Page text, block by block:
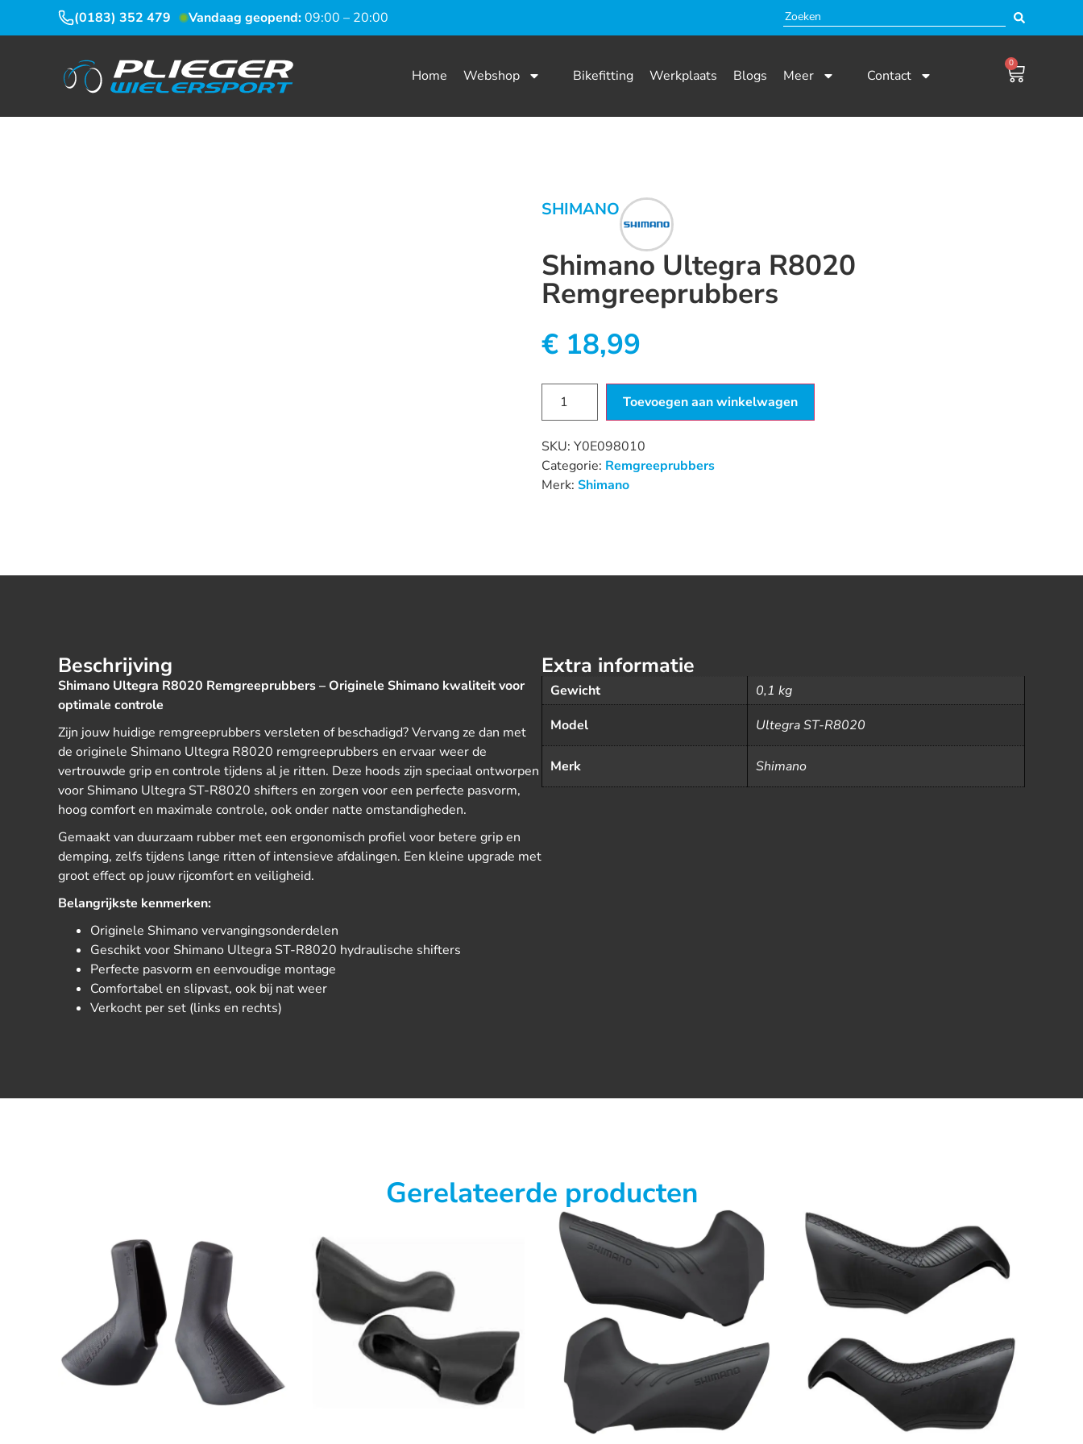
(0183) 352 479 Vandaag geopend:09:00 – 20:00
Home Webshop Bikefitting Werkplaats Blogs Meer Contact
0
SHIMANO
Shimano Ultegra R8020
Remgreeprubbers
€ 18,99
Toevoegen aan winkelwagen
SKU: Y0E098010
Categorie: Remgreeprubbers
Merk: Shimano
Beschrijving
Shimano Ultegra R8020 Remgreeprubbers – Originele Shimano kwaliteit voor
optimale controle
Zijn jouw huidige remgreeprubbers versleten of beschadigd? Vervang ze dan met
de originele Shimano Ultegra R8020 remgreeprubbers en ervaar weer de
vertrouwde grip en controle tijdens al je ritten. Deze hoods zijn speciaal ontworpen
voor Shimano Ultegra ST-R8020 shifters en zorgen voor een perfecte pasvorm,
hoog comfort en maximale controle, ook onder natte omstandigheden.
Gemaakt van duurzaam rubber met een ergonomisch profiel voor betere grip en
demping, zelfs tijdens lange ritten of intensieve afdalingen. Een kleine upgrade met
groot effect op jouw rijcomfort en veiligheid.
Belangrijkste kenmerken:
Originele Shimano vervangingsonderdelen
Geschikt voor Shimano Ultegra ST-R8020 hydraulische shifters
Perfecte pasvorm en eenvoudige montage
Comfortabel en slipvast, ook bij nat weer
Verkocht per set (links en rechts)
Extra informatie
Gewicht
0,1 kg
Model
Ultegra ST-R8020
Merk Shimano
Gerelateerde producten